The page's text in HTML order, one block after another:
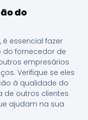
do
essencial fazer
fornecedor de
empresários
Verifique se eles
à qualidade do
de outros clientes
ajudam na sua